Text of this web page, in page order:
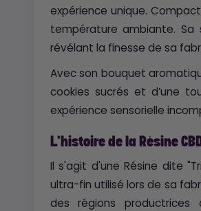
expérience unique.
température ambiante.
révélant la finesse de sa
Avec son bouquet
cookies sucrés et d’une
expérience sensorielle
L'histoire de la Résine
Il s'agit d'une Résine dite
ultra-fin utilisé lors de sa
des régions productrices